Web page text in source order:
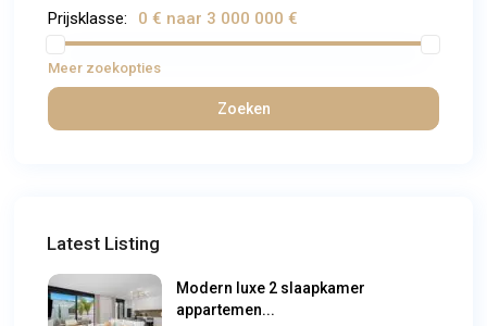
Prijsklasse: 0 € naar 3 000 000 €
Meer zoekopties
Zoeken
Latest Listing
Modern luxe 2 slaapkamer
appartemen...